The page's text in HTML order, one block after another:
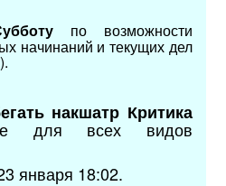
по возможности
начинаний и текущих дел
накшатр Критика
для всех видов
января 18:02.